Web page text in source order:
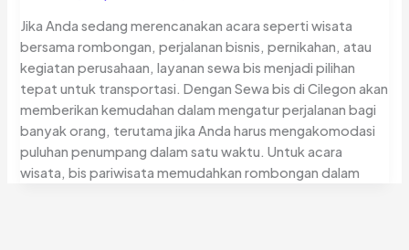
Jika Anda sedang merencanakan acara seperti wisata
bersama rombongan, perjalanan bisnis, pernikahan, atau
kegiatan perusahaan, layanan sewa bis menjadi pilihan
tepat untuk transportasi. Dengan Sewa bis di Cilegon akan
memberikan kemudahan dalam mengatur perjalanan bagi
banyak orang, terutama jika Anda harus mengakomodasi
puluhan penumpang dalam satu waktu. Untuk acara
wisata, bis pariwisata memudahkan rombongan dalam